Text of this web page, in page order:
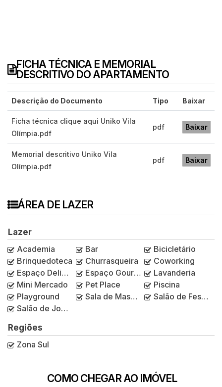
FICHA TÉCNICA E MEMORIAL
DESCRITIVO DO APARTAMENTO
Descrição do Documento Tipo Baixar
Ficha técnica clique aqui Uniko Vila
Olímpia.pdf
pdf Baixar
Memorial descritivo Uniko Vila
Olímpia.pdf
pdf Baixar
ÁREA DE LAZER
Lazer
Academia
Bar
Bicicletário
Brinquedoteca
Churrasqueira
Coworking
Espaço Delivery
Espaço Gourmet
Lavanderia
Mini Mercado
Pet Place
Piscina
Playground
Sala de Massagem
Salão de Festas
Salão de Jogos
Regiões
Zona Sul
COMO CHEGAR AO IMÓVEL